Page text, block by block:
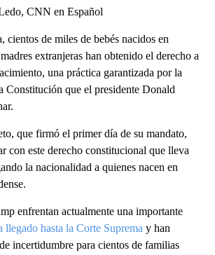
CNN en Español
cientos de miles de bebés nacidos en
extranjeras han obtenido el derecho a
una práctica garantizada por la
Constitución que el presidente Donald
que firmó el primer día de su mandato,
con este derecho constitucional que lleva
la nacionalidad a quienes nacen en
enfrentan actualmente una importante
llegado hasta la Corte Suprema y han
incertidumbre para cientos de familias